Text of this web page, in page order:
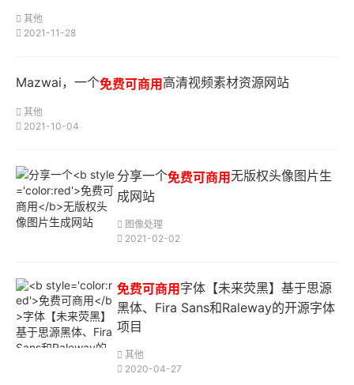
其他
2021-11-28
Mazwai，一个免费可商用高清视频素材资源网站
其他
2021-10-04
分享一个免费可商用无版权头像图片生
成网站
图像处理
2021-02-02
免费可商用字体【未来荧黑】基于思源
黑体、Fira Sans和Raleway的开源字体
项目
其他
2020-04-27